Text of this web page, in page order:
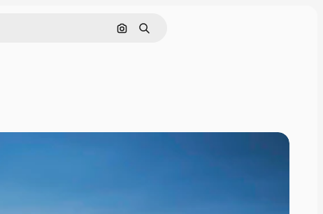
Pesquisar por imagem
Buscar